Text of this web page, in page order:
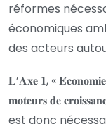
réformes
économiques
des acteurs
𝐋’𝐀𝐱𝐞 𝟏, «
𝐦𝐨𝐭𝐞𝐮𝐫𝐬 𝐝𝐞
est donc